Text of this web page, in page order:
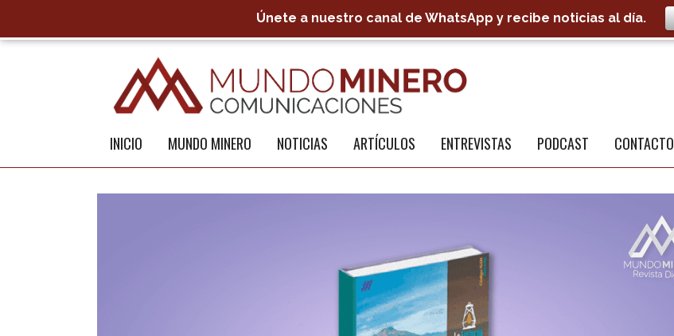
INICIO MUNDO MINERO NOTICIAS ARTÍCULOS ENTREVISTAS PODCAST CONTACTO
Únete a nuestro canal de WhatsApp y recibe noticias al día.